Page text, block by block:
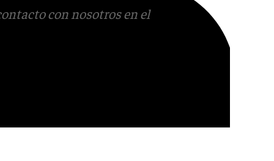
con nosotros en el